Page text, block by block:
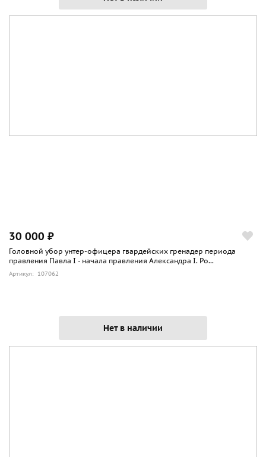
30 000 ₽
Головной убор унтер-офицера гвардейских гренадер периода
правления Павла I - начала правления Александра I. Ро...
Артикул: 107062
Нет в наличии